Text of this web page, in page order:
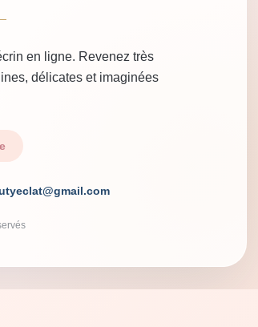
en ligne. Revenez très
délicates et imaginées